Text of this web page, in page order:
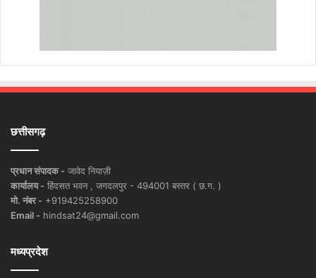
छत्तीसगढ़
प्रधान संपादक - जावेद नियाज़ी
कार्यालय - हिंदसत भवन , जगदलपुर - 494001 बस्तर ( छ.ग. )
मो. नंबर - +919425258900
Email - hindsat24@gmail.com
मध्यप्रदेश